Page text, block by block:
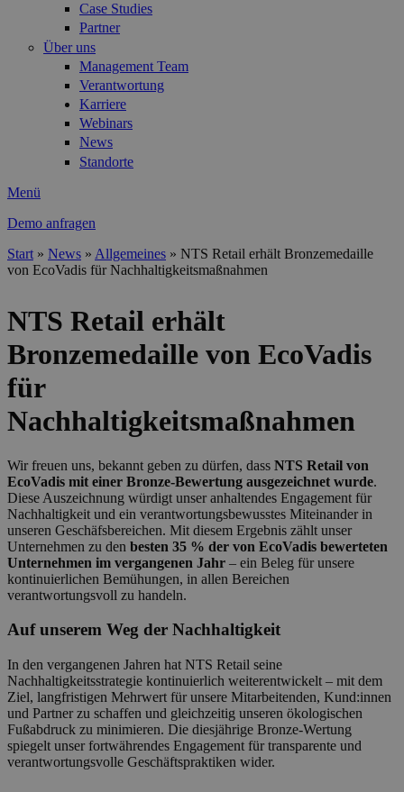
Case Studies
Partner
Über uns
Management Team
Verantwortung
Karriere
Webinars
News
Standorte
Menü
Demo anfragen
Sie sind hier
Start » News » Allgemeines » NTS Retail erhält Bronzemedaille
von EcoVadis für Nachhaltigkeitsmaßnahmen
NTS Retail erhält
Bronzemedaille von EcoVadis
für
Nachhaltigkeitsmaßnahmen
Wir freuen uns, bekannt geben zu dürfen, dass NTS Retail von
EcoVadis mit einer Bronze-Bewertung ausgezeichnet wurde.
Diese Auszeichnung würdigt unser anhaltendes Engagement für
Nachhaltigkeit und ein verantwortungsbewusstes Miteinander in
unseren Geschäfsbereichen. Mit diesem Ergebnis zählt unser
Unternehmen zu den besten 35 % der von EcoVadis bewerteten
Unternehmen im vergangenen Jahr – ein Beleg für unsere
kontinuierlichen Bemühungen, in allen Bereichen
verantwortungsvoll zu handeln.
Auf unserem Weg der Nachhaltigkeit
In den vergangenen Jahren hat NTS Retail seine
Nachhaltigkeitsstrategie kontinuierlich weiterentwickelt – mit dem
Ziel, langfristigen Mehrwert für unsere Mitarbeitenden, Kund:innen
und Partner zu schaffen und gleichzeitig unseren ökologischen
Fußabdruck zu minimieren. Die diesjährige Bronze-Wertung
spiegelt unser fortwährendes Engagement für transparente und
verantwortungsvolle Geschäftspraktiken wider.